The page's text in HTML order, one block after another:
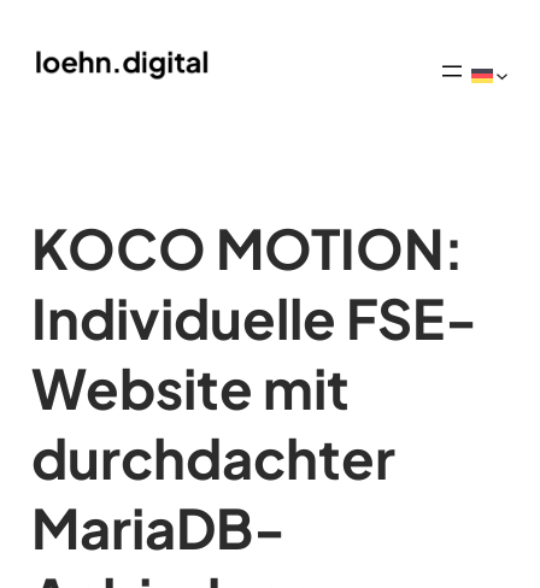
KOCO MOTION:
Individuelle FSE-
Website mit
durchdachter
MariaDB-